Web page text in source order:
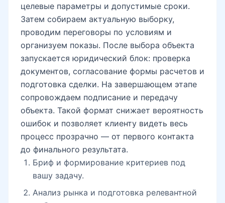
целевые параметры и допустимые сроки.
Затем собираем актуальную выборку,
проводим переговоры по условиям и
организуем показы. После выбора объекта
запускается юридический блок: проверка
документов, согласование формы расчетов и
подготовка сделки. На завершающем этапе
сопровождаем подписание и передачу
объекта. Такой формат снижает вероятность
ошибок и позволяет клиенту видеть весь
процесс прозрачно — от первого контакта
до финального результата.
Бриф и формирование критериев под
вашу задачу.
Анализ рынка и подготовка релевантной